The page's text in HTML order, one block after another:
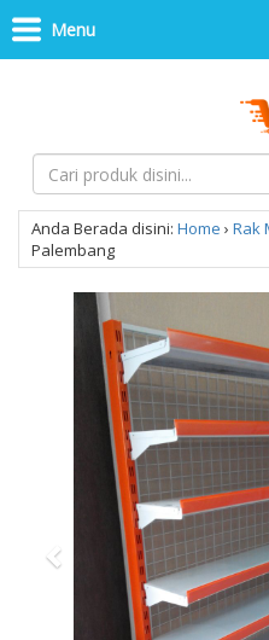
Menu
Anda Berada disini: Home › Rak
Palembang